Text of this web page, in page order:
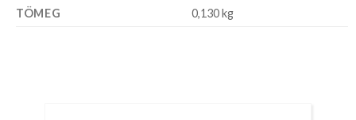
TÖMEG 0,130 kg